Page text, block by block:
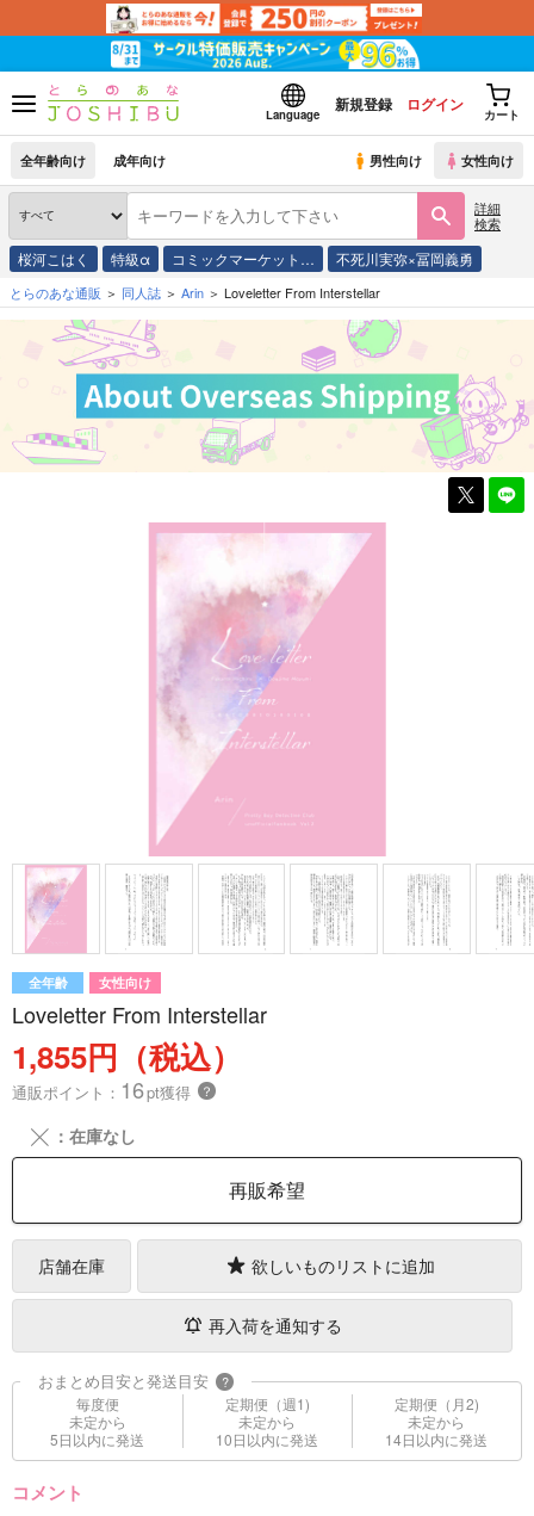
Language
新規登録 ログイン
カート
全年齢向け 成年向け 男性向け 女性向け
詳細
検索
桜河こはく 特級α コミックマーケット… 不死川実弥×冨岡義勇
とらのあな通販 同人誌 Arin Loveletter From Interstellar
全年齢 女性向け
Loveletter From Interstellar
1,855円（税込）
通販ポイント： 16pt獲得 ？
╳ ：在庫なし
再販希望
店舗在庫 欲しいものリストに追加
再入荷を通知する
おまとめ目安と発送目安 ?
毎度便
未定から
5日以内に発送
定期便（週1)
未定から
10日以内に発送
定期便（月2)
未定から
14日以内に発送
コメント